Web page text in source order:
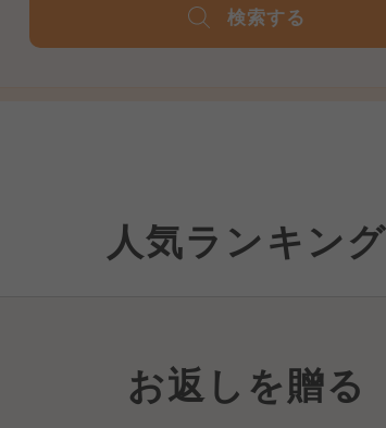
検索する
人気ランキング
お返しを贈る